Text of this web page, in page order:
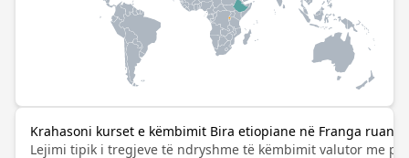
Krahasoni kurset e këmbimit Bira etiopiane në Franga
Lejimi tipik i tregjeve të ndryshme të këmbimit valutor me